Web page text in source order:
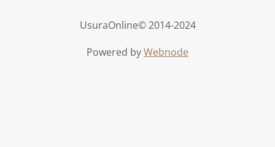
UsuraOnline© 2014-2024
Powered byWebnode